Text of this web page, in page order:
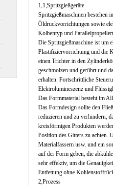
1,1,Spritzgießgeräte
Spritzgießmaschinen bestehen
Öldruckvorrichtungen sowie
Kolbentyp und
Die Spritzgießmaschine ist um
Plastifiziervorrichtung und die
einen Trichter in den
geschmolzen und gerührt und
erhalten. Fortschrittliche
Elektrolumineszenz und
Das Formmaterial besteht im
Das Formdesign sollte den
reduzieren und zu verhindern,
kreisförmigen Produkten
Position des Gitters zu achten.
Materialfässern usw. und ein
auf der Form geben, die
sehr effektiv, um die
Entfettung ohne
2,Prozess